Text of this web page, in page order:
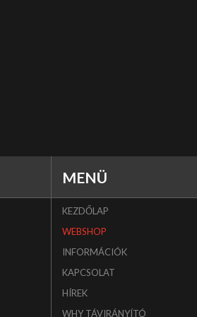
MENÜ
KEZDŐLAP
WEBSHOP
INFORMÁCIÓK
KAPCSOLAT
HÍREK
WHY TÁVIRÁNYÍTÓ